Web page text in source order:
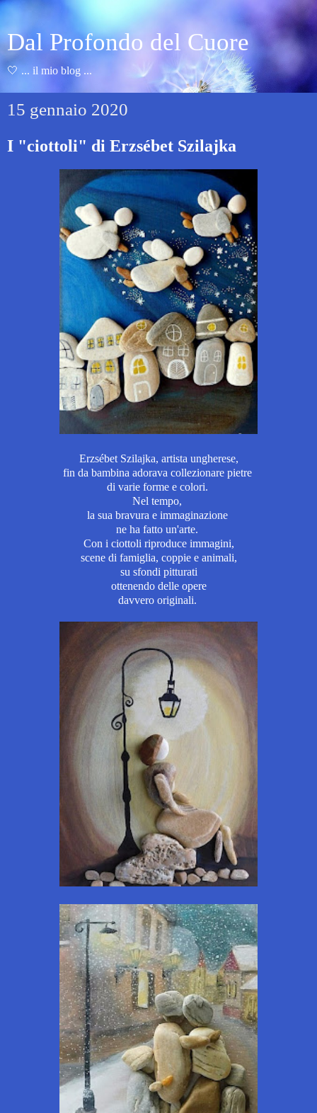
Dal Profondo del Cuore
🤍 ... il mio blog ...
15 gennaio 2020
I "ciottoli" di Erzsébet Szilajka
Erzsébet Szilajka, artista ungherese,
fin da bambina adorava collezionare pietre
di varie forme e colori.
Nel tempo,
la sua bravura e immaginazione
ne ha fatto un'arte.
Con i ciottoli riproduce immagini,
scene di famiglia, coppie e animali,
su sfondi pitturati
ottenendo delle opere
davvero originali.